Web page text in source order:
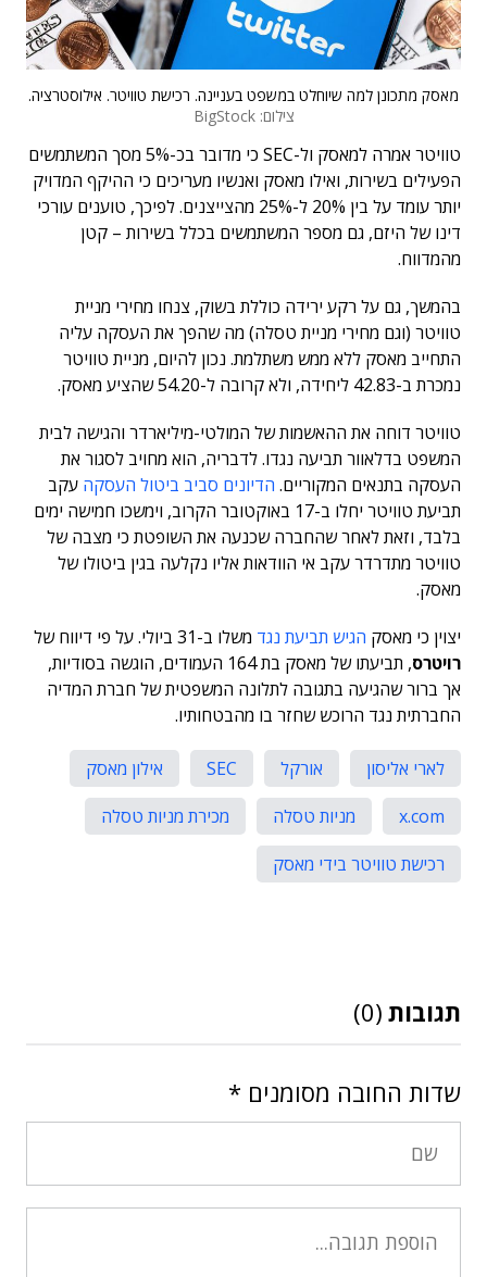
מאסק מתכונן למה שיוחלט במשפט בעניינה. רכישת טוויטר. אילוסטרציה.
צילום: BigStock
טוויטר אמרה למאסק ול-SEC כי מדובר בכ-5% מסך המשתמשים
הפעילים בשירות, ואילו מאסק ואנשיו מעריכים כי ההיקף המדויק
יותר עומד על בין 20% ל-25% מהצייצנים. לפיכך, טוענים עורכי
דינו של היזם, גם מספר המשתמשים בכלל בשירות – קטן
מהמדווח.
בהמשך, גם על רקע ירידה כוללת בשוק, צנחו מחירי מניית
טוויטר (וגם מחירי מניית טסלה) מה שהפך את העסקה עליה
התחייב מאסק ללא ממש משתלמת. נכון להיום, מניית טוויטר
נמכרת ב-42.83 ליחידה, ולא קרובה ל-54.20 שהציע מאסק.
טוויטר דוחה את ההאשמות של המולטי-מיליארדר והגישה לבית
המשפט בדלאוור תביעה נגדו. לדבריה, הוא מחויב לסגור את
העסקה בתנאים המקוריים. הדיונים סביב ביטול העסקה עקב
תביעת טוויטר יחלו ב-17 באוקטובר הקרוב, וימשכו חמישה ימים
בלבד, וזאת לאחר שהחברה שכנעה את השופטת כי מצבה של
טוויטר מתדרדר עקב אי הוודאות אליו נקלעה בגין ביטולו של
מאסק.
יצוין כי מאסק הגיש תביעת נגד משלו ב-31 ביולי. על פי דיווח של
רויטרס
, תביעתו של מאסק בת 164 העמודים, הוגשה בסודיות,
אך ברור שהגיעה בתגובה לתלונה המשפטית של חברת המדיה
החברתית נגד הרוכש שחזר בו מהבטחותיו.
לארי אליסון אורקל SEC
אילון מאסק
x.com
מניות טסלה
מכירת מניות טסלה
רכישת טוויטר בידי מאסק
תגובות (0)
שדות החובה מסומנים *